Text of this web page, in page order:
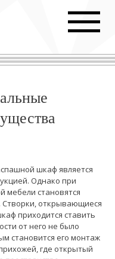
шкаф является
Однако при
мебели становятся
открывающиеся
приходится ставить
от него не было
становится его монтаж
где открытый